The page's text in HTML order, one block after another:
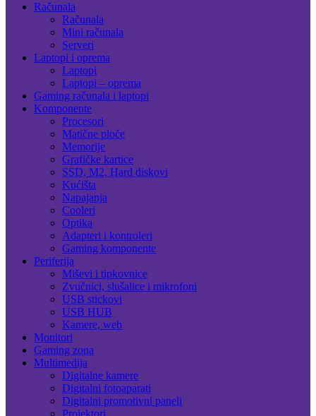
Računala
Računala
Mini računala
Serveri
Laptopi i oprema
Laptopi
Laptopi – oprema
Gaming računala i laptopi
Komponente
Procesori
Matične ploče
Memorije
Grafičke kartice
SSD, M2, Hard diskovi
Kućišta
Napajanja
Cooleri
Optika
Adapteri i kontroleri
Gaming komponente
Periferija
Miševi i tipkovnice
Zvučnici, slušalice i mikrofoni
USB stickovi
USB HUB
Kamere, web
Monitori
Gaming zona
Multimedija
Digitalne kamere
Digitalni fotoaparati
Digitalni promotivni paneli
Projektori